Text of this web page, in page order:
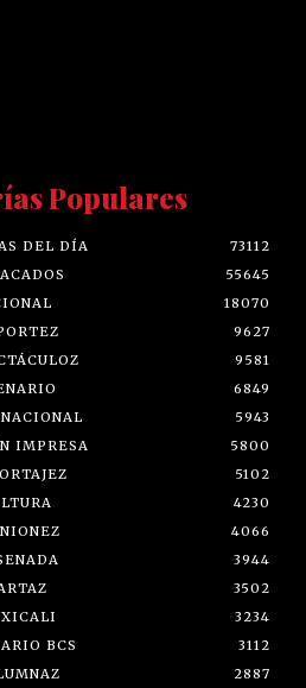
Populares
DEL DÍA
73112
55645
18070
9627
9581
6849
5943
IMPRESA
5800
5102
4230
4066
3944
3502
3234
BCS
3112
2887